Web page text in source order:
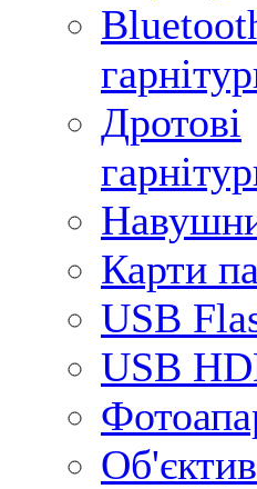
Дротові
Карти
USB
USB